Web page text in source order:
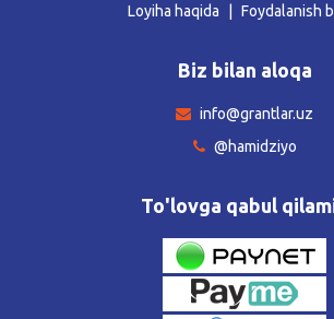
Loyiha haqida
Foydalanish
Biz bilan aloqa
info@grantlar.uz
@hamidziyo
To'lovga qabul